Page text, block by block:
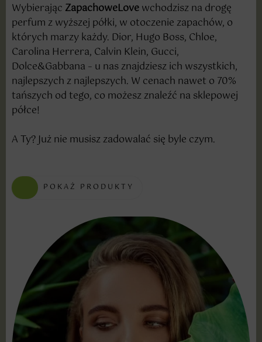
Wybierając ZapachoweLovewchodzisz na drogę
perfum z wyższej półki, w otoczenie zapachów, o
których marzy każdy. Dior, Hugo Boss, Chloe,
Carolina Herrera, Calvin Klein, Gucci,
Dolce&Gabbana – u nas znajdziesz ich wszystkich,
najlepszych z najlepszych. W cenach nawet o 70%
tańszych od tego, co możesz znaleźć na sklepowej
półce!
A Ty? Już nie musisz zadowalać się byle czym.
POKAŻ PRODUKTY